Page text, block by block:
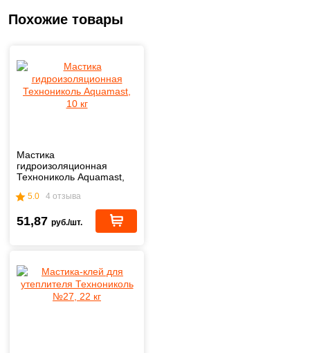
Похожие товары
Мастика
гидроизоляционная
Технониколь Aquamast,
5.0 4 отзыва
51,87 руб./шт.